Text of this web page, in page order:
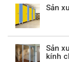
Sản
Sản
kính